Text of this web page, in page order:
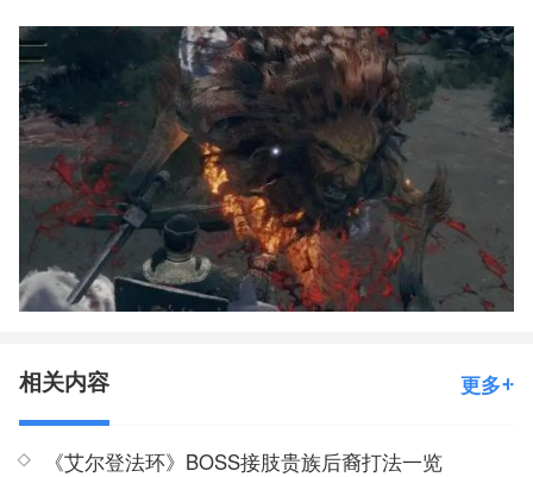
相关内容 更多
《艾尔登法环》BOSS接肢贵族后裔打法一览